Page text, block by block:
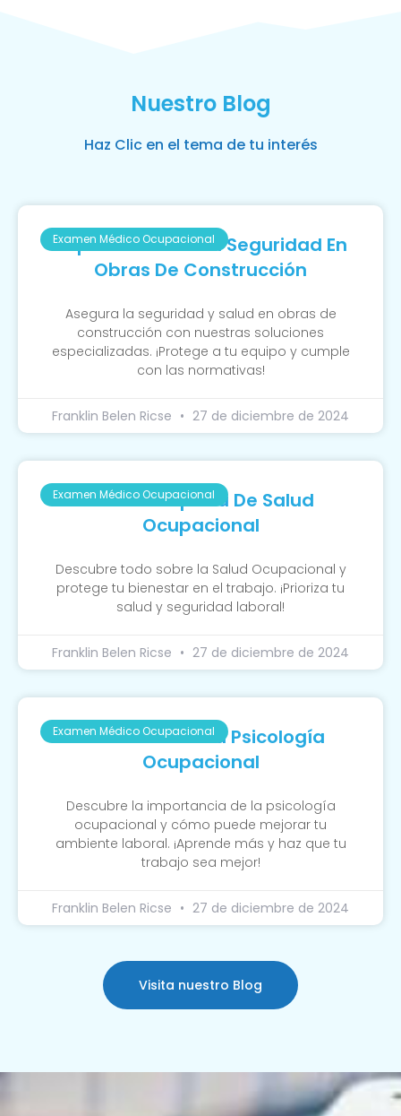
Nuestro Blog
Haz Clic en el tema de tu interés
Examen Médico Ocupacional
Importancia De La Seguridad En
Obras De Construcción
Asegura la seguridad y salud en obras de
construcción con nuestras soluciones
especializadas. ¡Protege a tu equipo y cumple
con las normativas!
Franklin Belen Ricse 27 de diciembre de 2024
Examen Médico Ocupacional
Guía Completa De Salud
Ocupacional
Descubre todo sobre la Salud Ocupacional y
protege tu bienestar en el trabajo. ¡Prioriza tu
salud y seguridad laboral!
Franklin Belen Ricse 27 de diciembre de 2024
Examen Médico Ocupacional
La Función De La Psicología
Ocupacional
Descubre la importancia de la psicología
ocupacional y cómo puede mejorar tu
ambiente laboral. ¡Aprende más y haz que tu
trabajo sea mejor!
Franklin Belen Ricse 27 de diciembre de 2024
Visita nuestro Blog